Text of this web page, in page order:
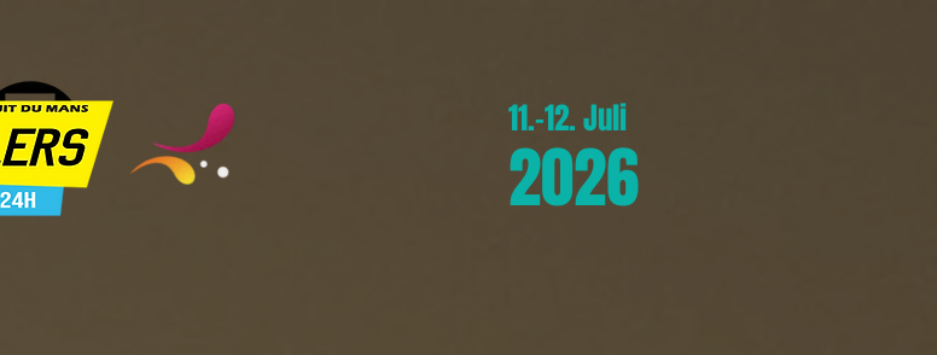
11.-12. Juli
2026